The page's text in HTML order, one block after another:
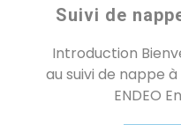
Suivi de
Introduction
au suivi de nappe
ENDEO